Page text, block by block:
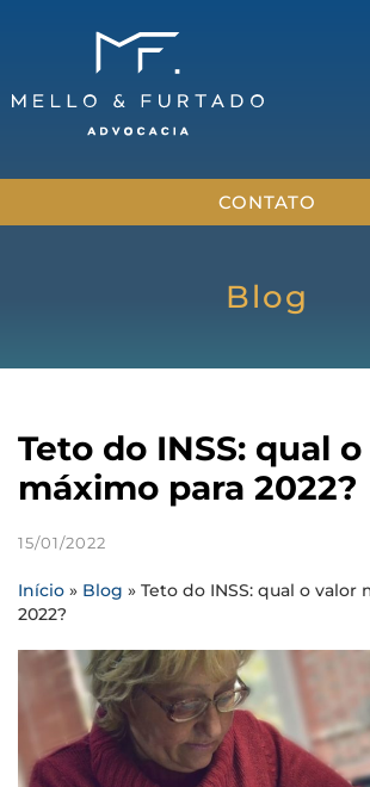
CONTATO
Blog
Teto do INSS: qual
máximo para 2022?
15/01/2022
Início » Blog » Teto do INSS: qual o valor
2022?